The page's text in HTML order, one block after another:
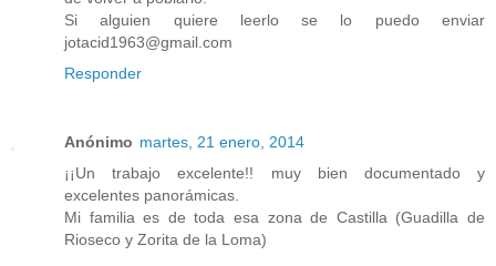
Si alguien quiere leerlo se lo puedo enviar
jotacid1963@gmail.com
Responder
Anónimo martes, 21 enero, 2014
¡¡Un trabajo excelente!! muy bien documentado y
excelentes panorámicas.
Mi familia es de toda esa zona de Castilla (Guadilla de
Rioseco y Zorita de la Loma)